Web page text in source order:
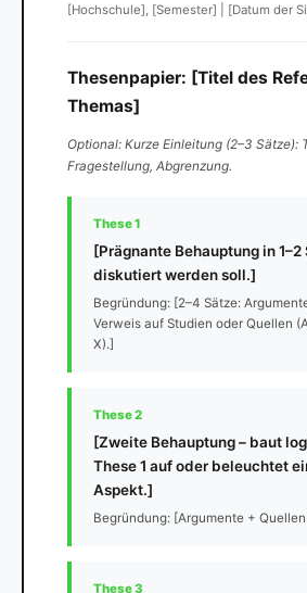
[Hochschule], [Semester] | [Datum der
Thesenpapier: [Titel des
Themas]
Optional: Kurze Einleitung (2–3 Sätze):
Fragestellung, Abgrenzung.
These 1
[Prägnante Behauptung in
diskutiert werden soll.]
Begründung: [2–4 Sätze:
Verweis auf Studien oder Quellen
X).]
These 2
[Zweite Behauptung – baut
These 1 auf oder beleuchtet
Aspekt.]
Begründung: [Argumente +
These 3